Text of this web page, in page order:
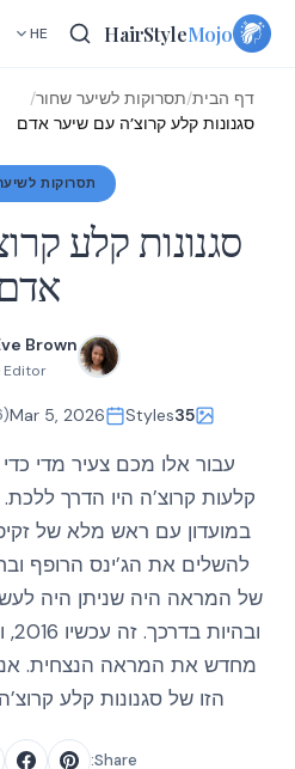
Skip
HairStyleMojo
HE
דף הבית/תסרוקות לשיער שחור/
סגנונות קלע קרוצ’ה עם שיער אדם
תסרוקות
סגנונות קלע
Brown
Editor
35
Styles
Mar 5, 2026
(Updated:
קלעות קרוצ’ה היו הדרך
במועדון עם ראש מלא של
להשלים את הג’ינס הרופף
מחדש את המראה הנצחית.
הזו של סגנונות קלע
Share: